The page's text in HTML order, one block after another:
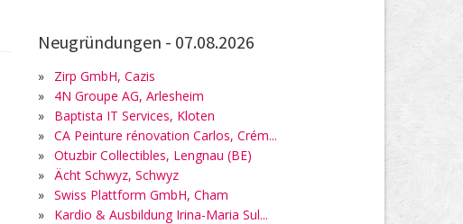
Neugründungen - 07.08.2026
»
Zirp GmbH, Cazis
»
4N Groupe AG, Arlesheim
»
Baptista IT Services, Kloten
» CA Peinture rénovation Carlos, Crém...
» Otuzbir Collectibles, Lengnau (BE)
»
Ächt Schwyz, Schwyz
» Swiss Plattform GmbH, Cham
»
Kardio & Ausbildung Irina-Maria Sul...